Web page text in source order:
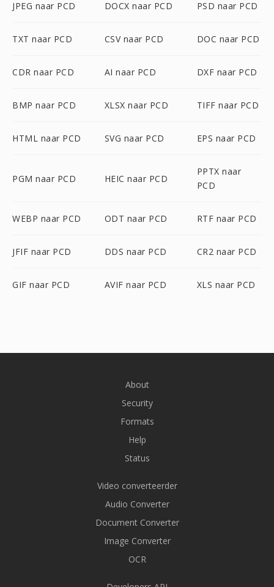
JPEG naar PCD DOCX naar PCD PSD naar PCD
TXT naar PCD CSV naar PCD DOC naar PCD
CDR naar PCD AI naar PCD DXF naar PCD
BMP naar PCD XLSX naar PCD TIFF naar PCD
HTML naar PCD SVG naar PCD EPS naar PCD
PGM naar PCD HEIC naar PCD
PPTX naar
PCD
WEBP naar PCD ODT naar PCD RTF naar PCD
JFIF naar PCD DDS naar PCD CR2 naar PCD
GIF naar PCD AVIF naar PCD XLS naar PCD
About
Security
Formats
Help
Status
Video converteerder
Audio Converter
Document Converter
Image Converter
OCR